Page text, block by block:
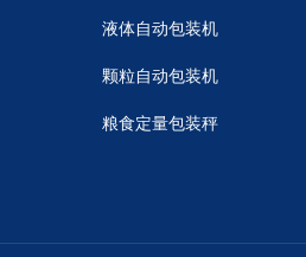
液体自动包装机
颗粒自动包装机
粮食定量包装秤